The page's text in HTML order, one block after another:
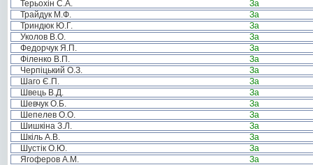
Терьохін С.А.
За
Трайдук М.Ф.
За
Триндюк Ю.Г.
За
Уколов В.О.
За
Федорчук Я.П.
За
Філенко В.П.
За
Черпіцький О.З.
За
Шаго Є.П.
За
Швець В.Д.
За
Шевчук О.Б.
За
Шепелев О.О.
За
Шишкіна З.Л.
За
Шкіль А.В.
За
Шустік О.Ю.
За
Ягоферов А.М.
За